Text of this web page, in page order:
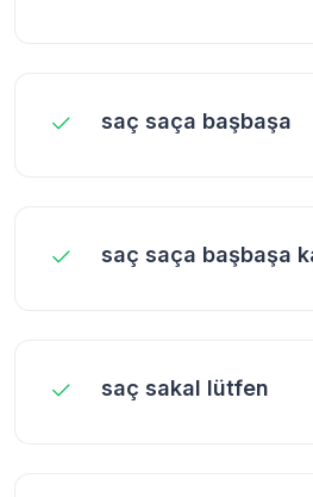
saç saça başbaşa
saç saça başbaşa
saç sakal lütfen